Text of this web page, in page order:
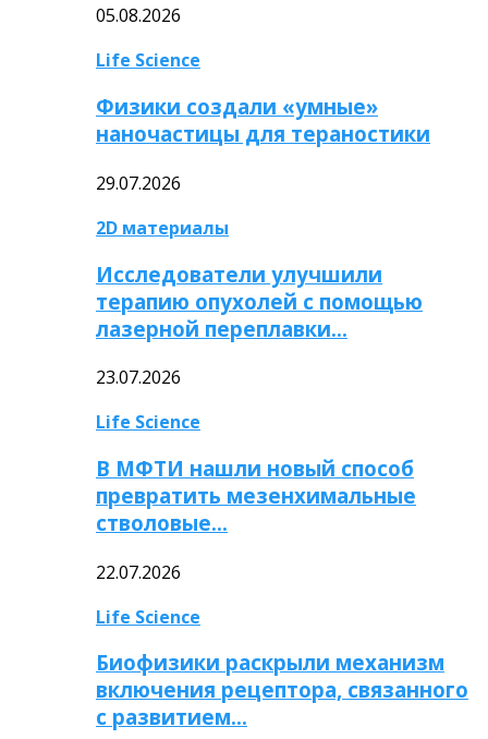
05.08.2026
Life Science
Физики создали «умные»
наночастицы для тераностики
29.07.2026
2D материалы
Исследователи улучшили
терапию опухолей с помощью
лазерной переплавки…
23.07.2026
Life Science
В МФТИ нашли новый способ
превратить мезенхимальные
стволовые…
22.07.2026
Life Science
Биофизики раскрыли механизм
включения рецептора, связанного
с развитием…